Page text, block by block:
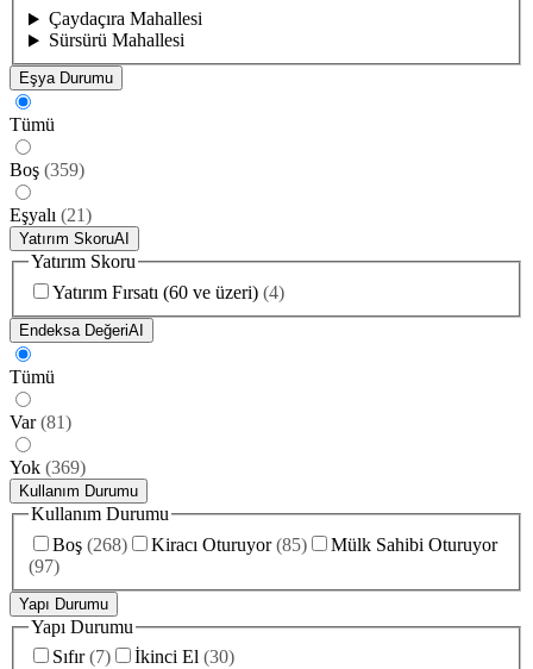
Çaydaçıra Mahallesi
Sürsürü Mahallesi
Eşya Durumu
Tümü
Boş (359)
Eşyalı (21)
Yatırım SkoruAI
Yatırım Skoru
Yatırım Fırsatı (60 ve üzeri) (4)
Endeksa DeğeriAI
Tümü
Var (81)
Yok (369)
Kullanım Durumu
Kullanım Durumu
Boş (268) Kiracı Oturuyor (85)
Mülk Sahibi Oturuyor
(97)
Yapı Durumu
Yapı Durumu
Sıfır (7) İkinci El (30)